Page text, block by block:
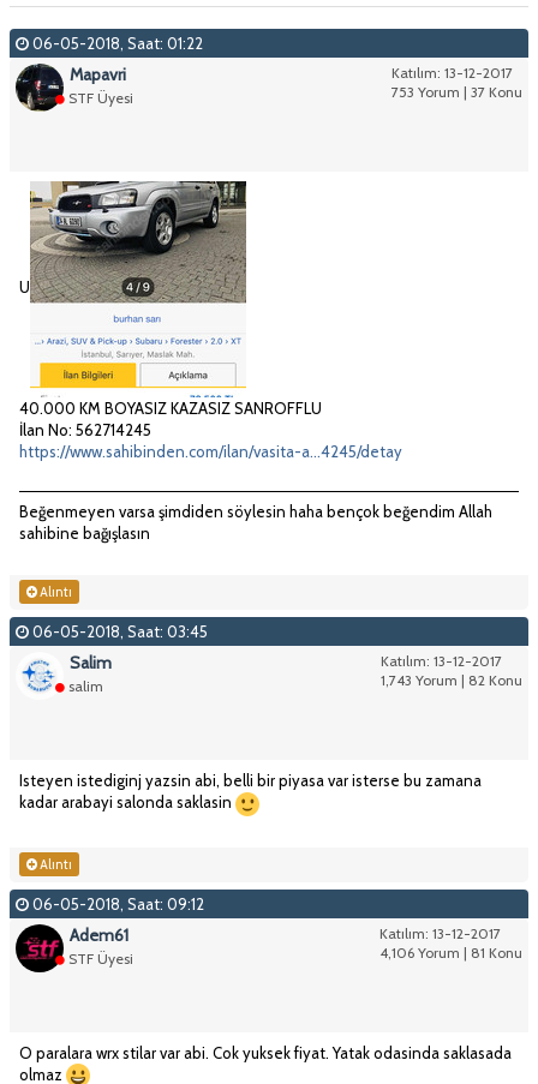
06-05-2018, Saat: 01:22
Katılım: 13-12-2017
753 Yorum | 37 Konu
Mapavri
STF Üyesi
U
40.000 KM BOYASIZ KAZASIZ SANROFFLU
İlan No: 562714245
https://www.sahibinden.com/ilan/vasita-a...4245/detay
Beğenmeyen varsa şimdiden söylesin haha bençok beğendim Allah
sahibine bağışlasın
Alıntı
06-05-2018, Saat: 03:45
Katılım: 13-12-2017
1,743 Yorum | 82 Konu
Salim
salim
Isteyen istediginj yazsin abi, belli bir piyasa var isterse bu zamana
kadar arabayi salonda saklasin
Alıntı
06-05-2018, Saat: 09:12
Katılım: 13-12-2017
4,106 Yorum | 81 Konu
Adem61
STF Üyesi
O paralara wrx stilar var abi. Cok yuksek fiyat. Yatak odasinda saklasada
olmaz